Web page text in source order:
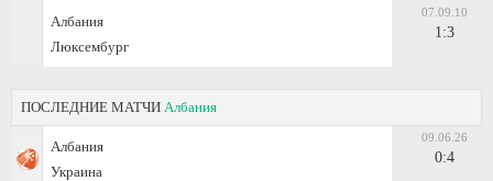
Албания
Люксембург
07.09.10
1:3
ПОСЛЕДНИЕ МАТЧИ Албания
Албания
Украина
09.06.26
0:4